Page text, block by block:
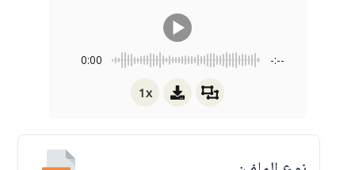
0:00 -:--
1x